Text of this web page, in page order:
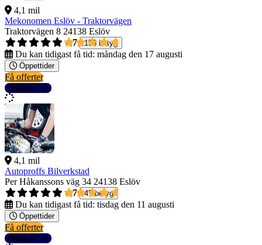
4,1 mil
Mekonomen Eslöv - Traktorvägen
Traktorvägen 8 24138 Eslöv
4,7
153 betyg
Du kan tidigast få tid: måndag den 17 augusti
Öppettider
Få offerter
Detaljer
4,1 mil
Autoproffs Bilverkstad
Per Håkanssons väg 34 24138 Eslöv
4,7
47 betyg
Du kan tidigast få tid: tisdag den 11 augusti
Öppettider
Få offerter
Detaljer